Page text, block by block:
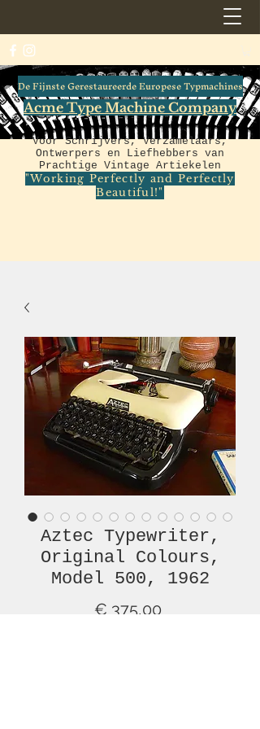
De Fijnste Gerestaureerde Europese Typmachines
Acme Type Machine Company
Voor Schrijvers, Verzamelaars,
Ontwerpers en Liefhebbers van
Prachtige Vintage Artiekelen
"Working Perfectly and Perfectly
Beautiful!"
Aztec Typewriter,
Original Colours,
Model 500, 1962
€ 375,00